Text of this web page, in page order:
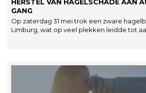
HERSTEL VAN HAGELSCHADE AAN
GANG
Op zaterdag 31 mei trok een zware
Limburg, wat op veel plekken leidde tot